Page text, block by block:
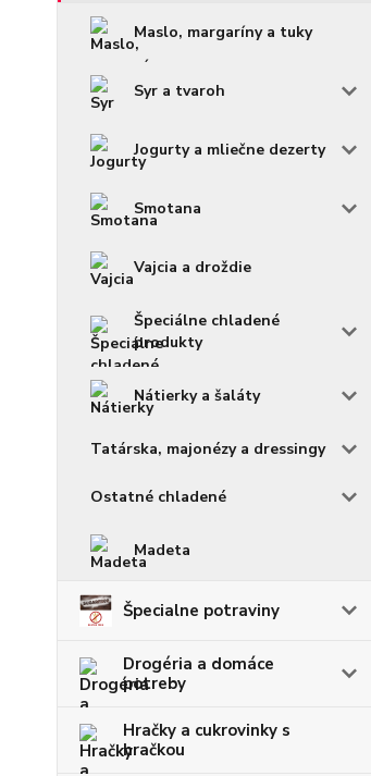
Maslo, margaríny a tuky
Syr a tvaroh
Jogurty a mliečne dezerty
Smotana
Vajcia a droždie
Špeciálne chladené
produkty
Nátierky a šaláty
Tatárska, majonézy a dressingy
Ostatné chladené
Madeta
Špecialne potraviny
Drogéria a domáce
potreby
Hračky a cukrovinky s
hračkou